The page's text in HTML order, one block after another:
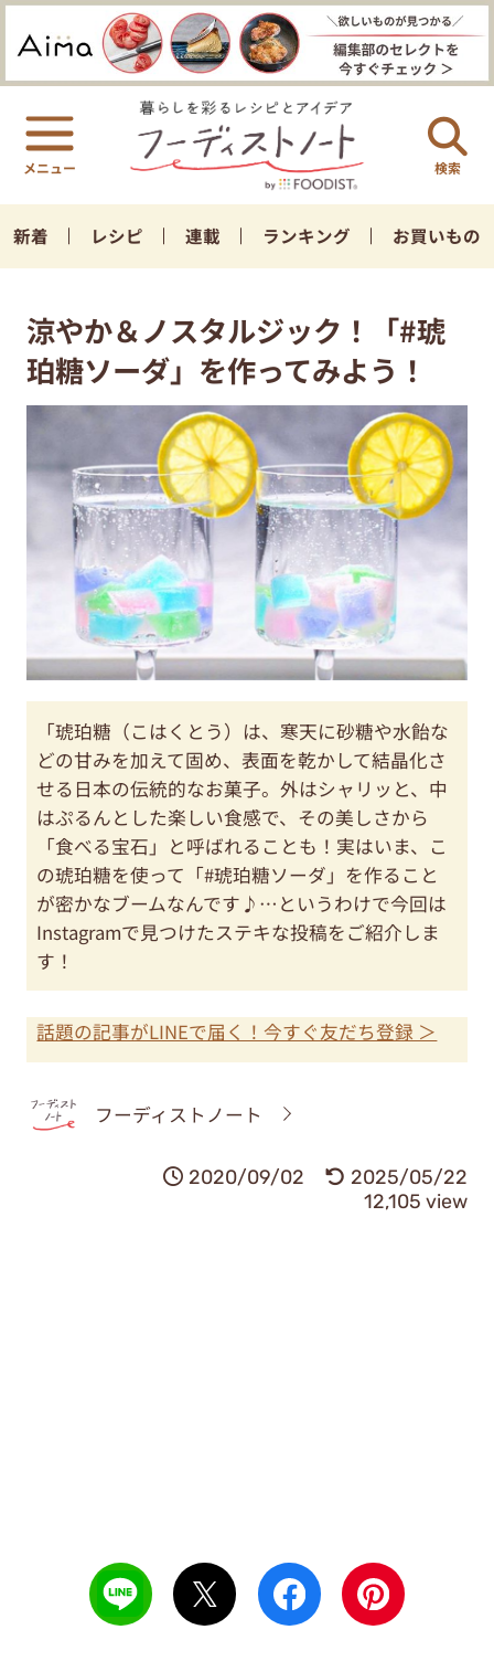
検索
新着 レシピ 連載 ランキング お買いもの
涼やか＆ノスタルジック！「#琥
珀糖ソーダ」を作ってみよう！
「琥珀糖（こはくとう）は、寒天に砂糖や水飴な
どの甘みを加えて固め、表面を乾かして結晶化さ
せる日本の伝統的なお菓子。外はシャリッと、中
はぷるんとした楽しい食感で、その美しさから
「食べる宝石」と呼ばれることも！実はいま、こ
の琥珀糖を使って「#琥珀糖ソーダ」を作ること
が密かなブームなんです♪…というわけで今回は
Instagramで見つけたステキな投稿をご紹介しま
す！
話題の記事がLINEで届く！今すぐ友だち登録 ＞
フーディストノート
2020/09/02
2025/05/22
12,105 view